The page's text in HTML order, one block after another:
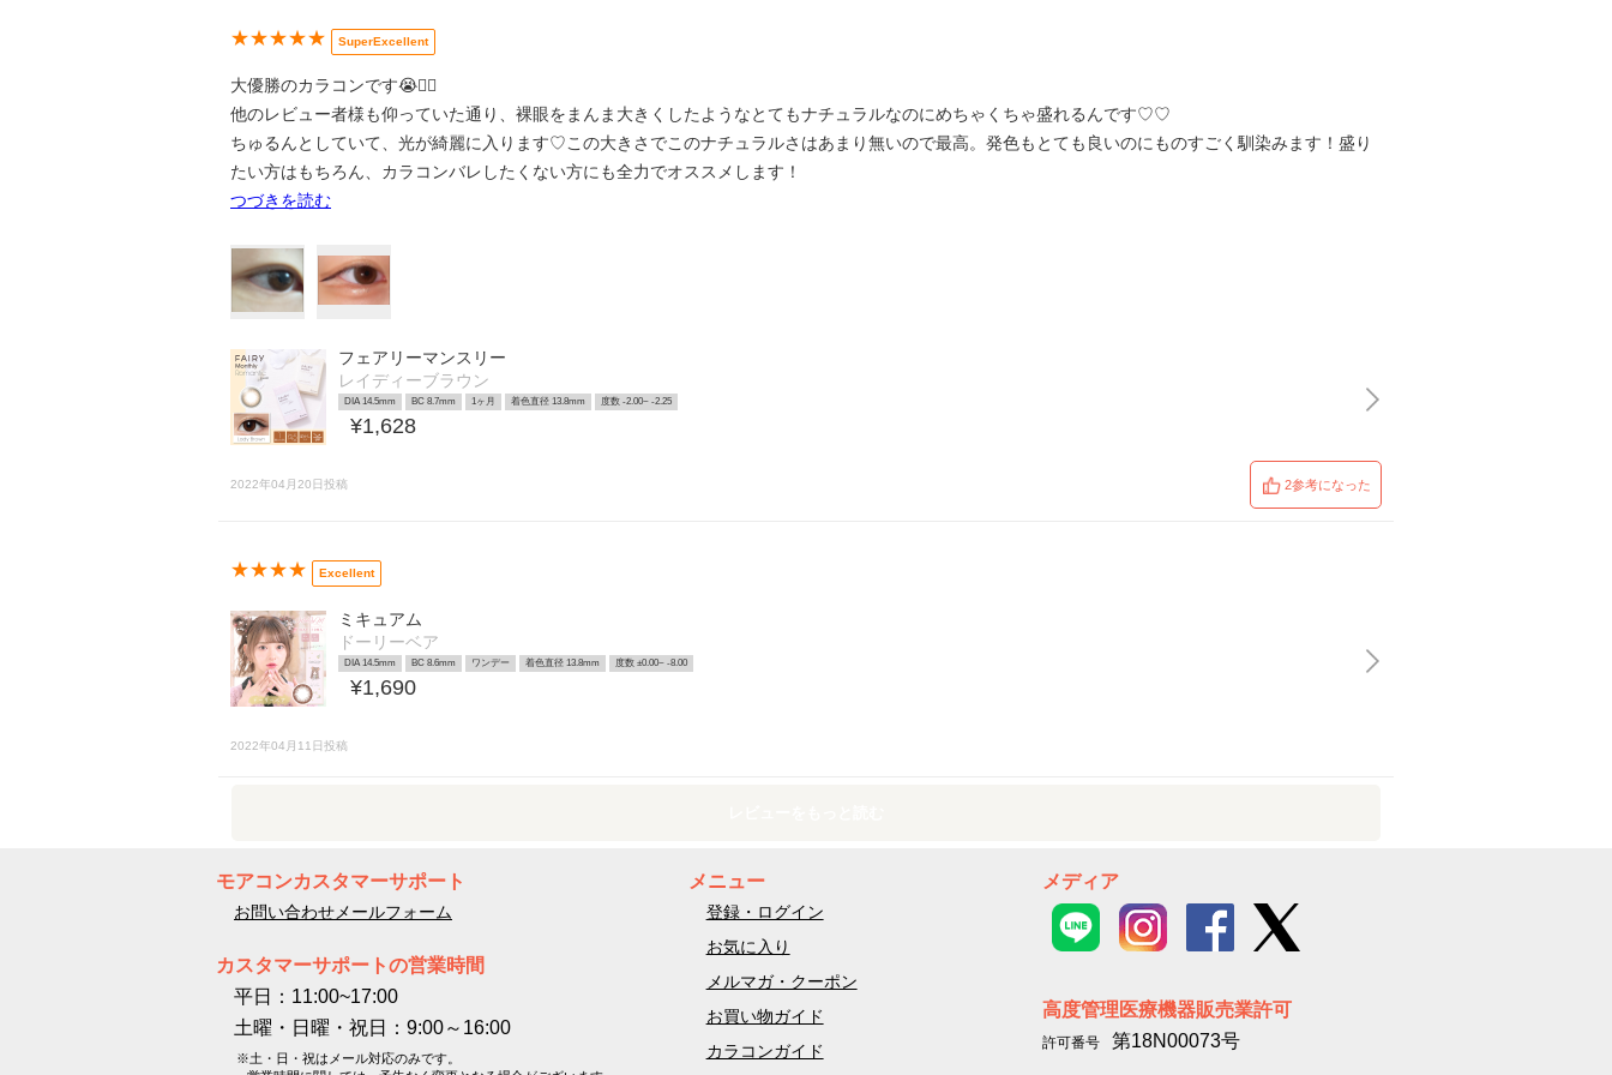
★★★★★ SuperExcellent
大優勝のカラコンです😭❤️‍🔥
他のレビュー者様も仰っていた通り、裸眼をまんま大きくしたようなとてもナチュラルなのにめちゃくちゃ盛れるんです♡♡
ちゅるんとしていて、光が綺麗に入ります♡この大きさでこのナチュラルさはあまり無いので最高。発色もとても良いのにものすごく馴染みます！盛り
たい方はもちろん、カラコンバレしたくない方にも全力でオススメします！
つづきを読む
フェアリーマンスリー
レイディーブラウン
DIA 14.5mm BC 8.7mm 1ヶ月 着色直径 13.8mm 度数 -2.00~ -2.25
¥1,628
2022年04月20日投稿 2参考になった
★★★★ Excellent
ミキュアム
ドーリーベア
DIA 14.5mm BC 8.6mm ワンデー 着色直径 13.8mm 度数 ±0.00~ -8.00
¥1,690
2022年04月11日投稿
モアコンカスタマーサポート
お問い合わせメールフォーム
カスタマーサポートの営業時間
平日：11:00~17:00
土曜・日曜・祝日：9:00～16:00
※土・日・祝はメール対応のみです。
メニュー
登録・ログイン
お気に入り
メルマガ・クーポン
お買い物ガイド
カラコンガイド
メディア
高度管理医療機器販売業許可
許可番号 第18N00073号